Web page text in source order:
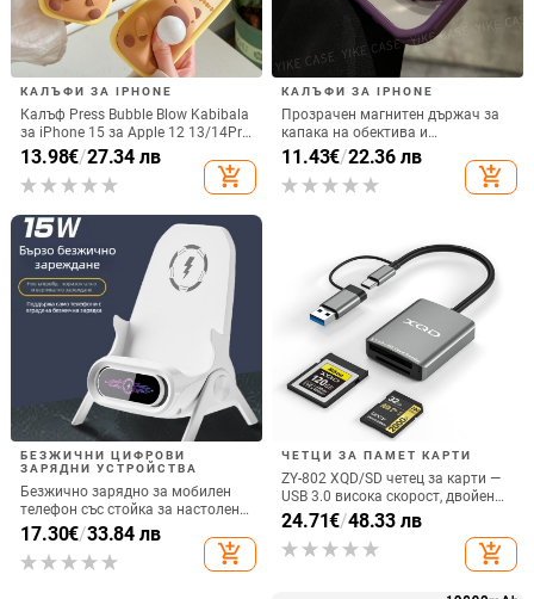
КАЛЪФИ ЗА IPHONE
Калъф Press Bubble Blow Kabibala
за iPhone 15 за Apple 12 13/14Pro
Max, устойчив на изпускане 11
13.98€/27.34 лв
add_shopping_cart
КАЛЪФИ ЗА IPHONE
Прозрачен магнитен държач за
капака на обектива и
удароустойчив твърд калъф за
iPhone 17 Pro Max
11.43€/22.36 лв
add_shopping_cart
БЕЗЖИЧНИ ЦИФРОВИ
ЗАРЯДНИ УСТРОЙСТВА
Безжично зарядно за мобилен
телефон със стойка за настолен
монтаж за хоризонтално или
вертикално ползване, QC3.0, 2 A,
15 W, Бързо зареждане
17.30€/33.84 лв
add_shopping_cart
ЧЕТЦИ ЗА ПАМЕТ КАРТИ
ZY-802 XQD/SD четец за карти —
USB 3.0 висока скорост, двойен
интерфейс Type-C и USB,
алуминиев сплав + ABS
24.71€/48.33 лв
add_shopping_cart